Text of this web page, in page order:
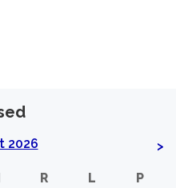
2026 >
R L
P